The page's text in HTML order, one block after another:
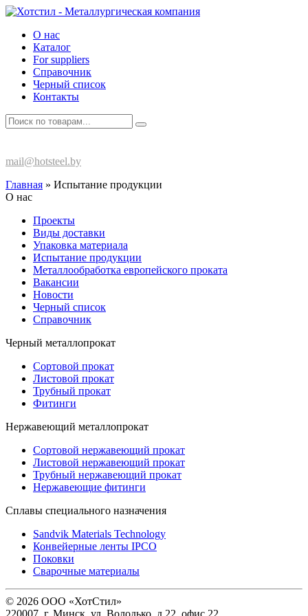
О нас
Каталог
For suppliers
Справочник
Черный список
Контакты
mail@hotsteel.by
Главная » Испытание продукции
О нас
Проекты
Виды доставки
Упаковка материала
Испытание продукции
Металлообработка европейского проката
Вакансии
Новости
Черный список
Справочник
Черный металлопрокат
Сортовой прокат
Листовой прокат
Трубный прокат
Фитинги
Нержавеющий металлопрокат
Сортовой нержавеющий прокат
Листовой нержавеющий прокат
Трубный нержавеющий прокат
Нержавеющие фитинги
Cплавы специального назначения
Sandvik Materials Technology
Конвейерные ленты IPCO
Поковки
Сварочные материалы
© 2026 ООО «ХотСтил»
220007, г. Минск, ул. Володько, д.22, офис 22.